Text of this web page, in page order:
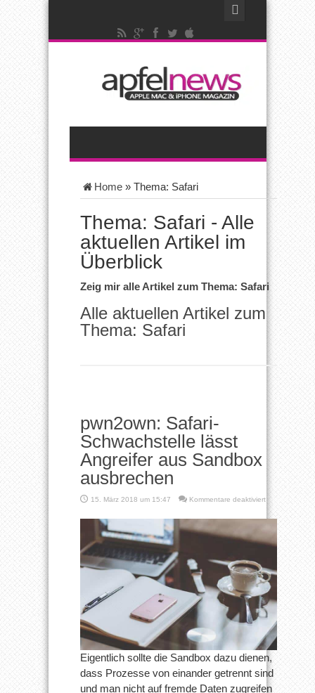
Home » Thema: Safari
Thema: Safari - Alle
aktuellen Artikel im
Überblick
Zeig mir alle Artikel zum Thema: Safari
Alle aktuellen Artikel zum
Thema: Safari
pwn2own: Safari-
Schwachstelle lässt
Angreifer aus Sandbox
ausbrechen
15. März 2018 um 15:47 Kommentare deaktiviertfür
pwn2own:
Safari-
Schwachstelle
lässt
Angreifer
Sandbox
ausbrechen
Eigentlich sollte die Sandbox dazu dienen,
dass Prozesse von einander getrennt sind
und man nicht auf fremde Daten zugreifen